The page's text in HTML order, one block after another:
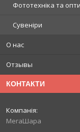
Фототехніка та
Сувеніри
О нас
Отзывы
КОНТАКТИ
МегаШара